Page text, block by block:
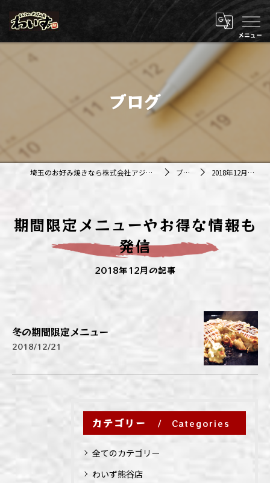
ブログ
埼玉のお好み焼きなら株式会社アジルカンパニー ブログ 2018年12月の記事
期間限定メニューやお得な情報も
発信
2018年12月の記事
冬の期間限定メニュー
2018/12/21
カテゴリー Categories
全てのカテゴリー
わいず熊谷店